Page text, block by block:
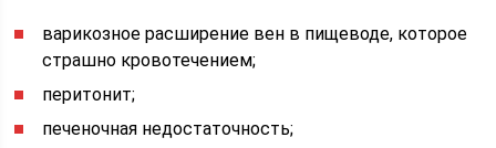
варикозное расширение вен в пищеводе, которое
страшно кровотечением;
перитонит;
печеночная недостаточность;